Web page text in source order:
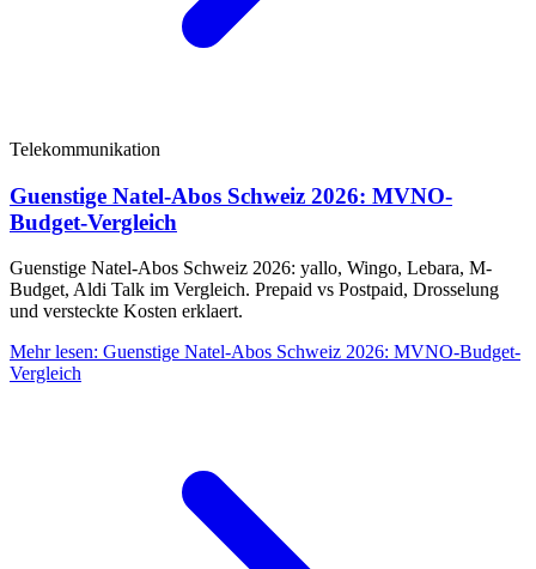
Telekommunikation
Guenstige Natel-Abos Schweiz 2026: MVNO-
Budget-Vergleich
Guenstige Natel-Abos Schweiz 2026: yallo, Wingo, Lebara, M-
Budget, Aldi Talk im Vergleich. Prepaid vs Postpaid, Drosselung
und versteckte Kosten erklaert.
Mehr lesen: Guenstige Natel-Abos Schweiz 2026: MVNO-Budget-
Vergleich